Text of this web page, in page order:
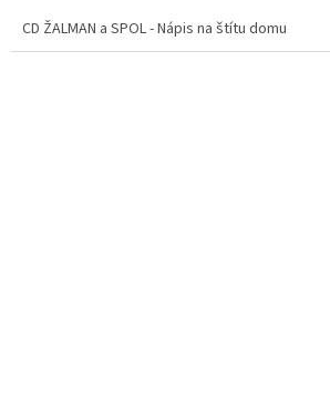
CD ŽALMAN a SPOL - Nápis na štítu domu